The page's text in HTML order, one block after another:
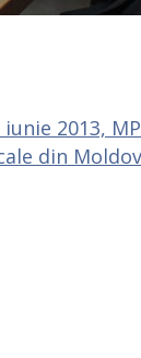
2013,
din